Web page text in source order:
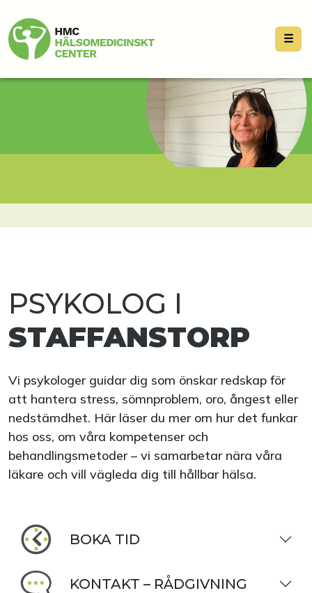
☰
PSYKOLOG I
STAFFANSTORP
Vi psykologer guidar dig som önskar redskap för
att hantera stress, sömnproblem, oro, ångest eller
nedstämdhet. Här läser du mer om hur det funkar
hos oss, om våra kompetenser och
behandlingsmetoder – vi samarbetar nära våra
läkare och vill vägleda dig till hållbar hälsa.
BOKA TID
KONTAKT – RÅDGIVNING